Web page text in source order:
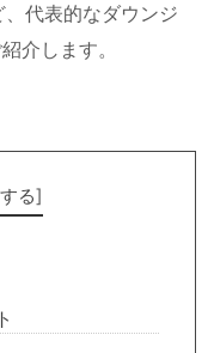
代表的なダウンジ
介します。
る]